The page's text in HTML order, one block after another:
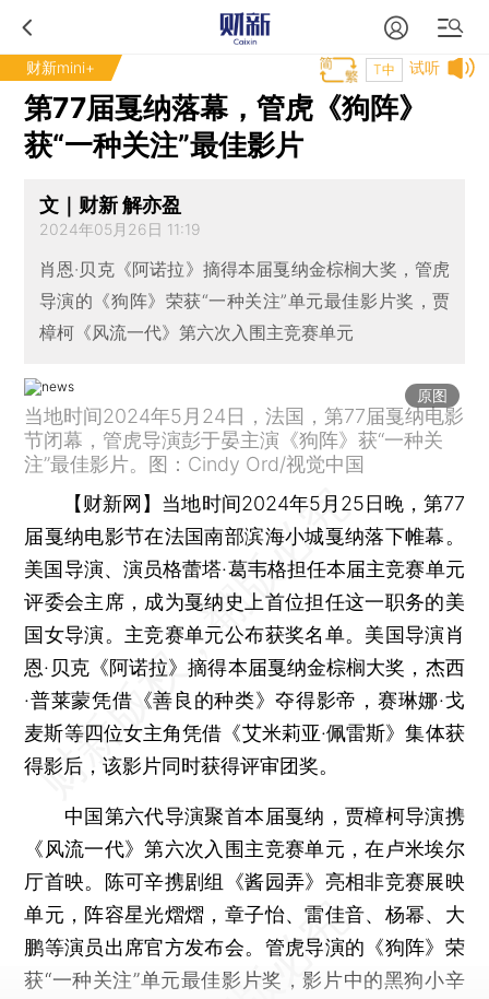
财新mini+ 试听
T中
第77届戛纳落幕，管虎《狗阵》
获“一种关注”最佳影片
文｜财新 解亦盈
2024年05月26日 11:19
肖恩·贝克《阿诺拉》摘得本届戛纳金棕榈大奖，管虎
导演的《狗阵》荣获“一种关注”单元最佳影片奖，贾
樟柯《风流一代》第六次入围主竞赛单元
原图
当地时间2024年5月24日，法国，第77届戛纳电影
节闭幕，管虎导演彭于晏主演《狗阵》获“一种关
注”最佳影片。图：Cindy Ord/视觉中国
【财新网】 当地时间2024年5月25日晚，第77
届戛纳电影节在法国南部滨海小城戛纳落下帷幕。
美国导演、演员格蕾塔·葛韦格担任本届主竞赛单元
评委会主席，成为戛纳史上首位担任这一职务的美
国女导演。主竞赛单元公布获奖名单。美国导演肖
恩·贝克《阿诺拉》摘得本届戛纳金棕榈大奖，杰西
·普莱蒙凭借《善良的种类》夺得影帝，赛琳娜·戈
麦斯等四位女主角凭借《艾米莉亚·佩雷斯》集体获
得影后，该影片同时获得评审团奖。
中国第六代导演聚首本届戛纳，贾樟柯导演携
《风流一代》第六次入围主竞赛单元，在卢米埃尔
厅首映。陈可辛携剧组《酱园弄》亮相非竞赛展映
单元，阵容星光熠熠，章子怡、雷佳音、杨幂、大
鹏等演员出席官方发布会。管虎导演的《狗阵》荣
获“一种关注”单元最佳影片奖，影片中的黑狗小辛